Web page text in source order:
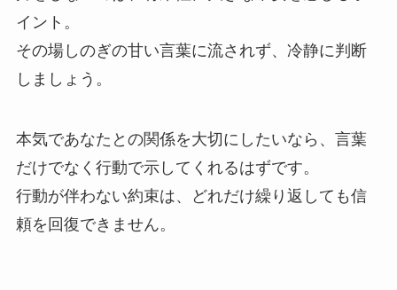
イント。
その場しのぎの甘い言葉に流されず、冷静に判断
しましょう。
本気であなたとの関係を大切にしたいなら、言葉
だけでなく行動で示してくれるはずです。
行動が伴わない約束は、どれだけ繰り返しても信
頼を回復できません。